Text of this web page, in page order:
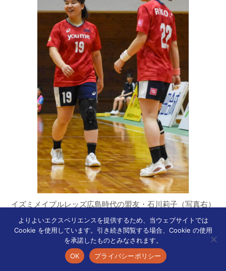
イズミメイプルレッズ広島時代の盟友・石川莉子（写真右）
と。レフトウイングの石川は、角度のないところからでも高
確率で決めてくれる＝2024年8月
「北マケドニアの公用語はマケドニア語で、英
よりよいエクスペリエンスを提供するため、当ウェブサイトでは
Cookie を使用しています。引き続き閲覧する場合、Cookie の使用
を承諾したものとみなされます。
OK
プライバシーポリシー